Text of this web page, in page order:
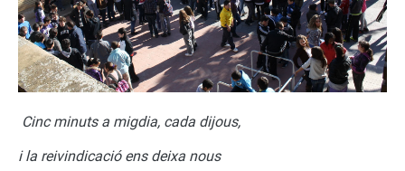
Cinc minuts a migdia, cada dijous,
i la reivindicació ens deixa nous